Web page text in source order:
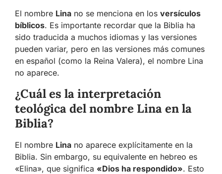
El nombre Lina no se menciona en los versículos
bíblicos. Es importante recordar que la Biblia ha
sido traducida a muchos idiomas y las versiones
pueden variar, pero en las versiones más comunes
en español (como la Reina Valera), el nombre Lina
no aparece.
¿Cuál es la interpretación
teológica del nombre Lina en la
Biblia?
El nombre Lina no aparece explícitamente en la
Biblia. Sin embargo, su equivalente en hebreo es
«Elina», que significa «Dios ha respondido». Esto